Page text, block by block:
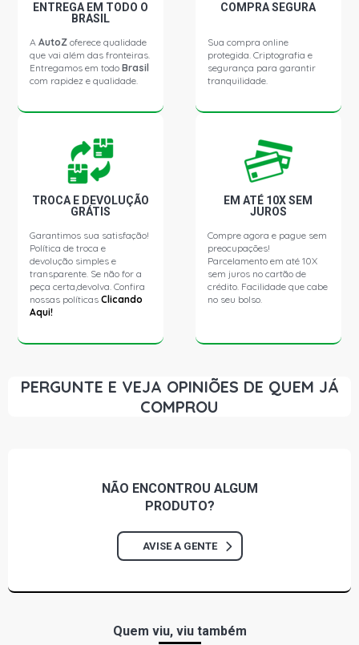
DISCOVERY 3 HSE SUV 4.4 32V V8 GASOLINA (2005 -
RANGE ROVER SPORT HSE SUV 2.7 24V V6 DIESEL (2006
- 2007)
RANGE ROVER SPORT SE SUV 2.7 24V V6 DIESEL (2007 -
RANGE ROVER SPORT SUPERCHARGED SUV 4.2 32V V8
GASOLINA (2006 - 2009)
GASOLINA (2005 - 2009)
RANGE ROVER SPORT HSE SUV 4.4 32V V8 GASOLINA
(2005 - 2007)
RANGE ROVER SPORT SE 4X4 SUV 4.4 32V V8
GASOLINA (2007 - 2008)
RANGE ROVER VOGUE SUV 4.4 32V DIESEL (2011 - 2016)
ENTREGA EM TODO O
BRASIL
AAutoZ oferece qualidade
que vai além das fronteiras.
Entregamos em todoBrasil
com rapidez e qualidade.
COMPRA SEGURA
Sua compra online
protegida. Criptografia e
segurança para garantir
tranquilidade.
TROCA E DEVOLUÇÃO
GRÁTIS
Garantimos sua satisfação!
Política de troca e
devolução simples e
transparente. Se não for a
peça certa,devolva. Confira
nossas políticasClicando
Aqui!
EM ATÉ 10X SEM
JUROS
Compre agora e pague sem
preocupações!
Parcelamento em até 10X
sem juros no cartão de
crédito. Facilidade que cabe
no seu bolso.
PERGUNTE E VEJA OPINIÕES DE QUEM JÁ
COMPROU
NÃO ENCONTROU ALGUM
PRODUTO?
AVISE A GENTE
Quem viu, viu também